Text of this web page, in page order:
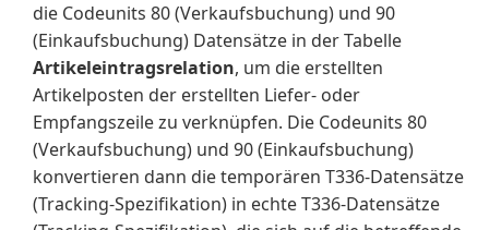
die Codeunits 80 (Verkaufsbuchung) und 90
(Einkaufsbuchung) Datensätze in der Tabelle
Artikeleintragsrelation, um die erstellten
Artikelposten der erstellten Liefer- oder
Empfangszeile zu verknüpfen. Die Codeunits 80
(Verkaufsbuchung) und 90 (Einkaufsbuchung)
konvertieren dann die temporären T336-Datensätze
(Tracking-Spezifikation) in echte T336-Datensätze